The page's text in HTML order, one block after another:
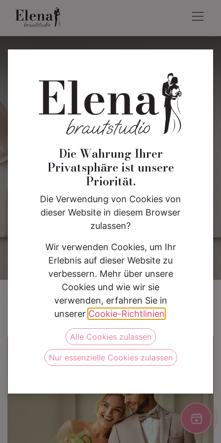
Gutscheine
Events & Gutscheine Gutscheine
Die Wahrung Ihrer
Privatsphäre ist unsere
Priorität.
Die Verwendung von Cookies von
dieser Website in diesem Browser
zulassen?
Wir verwenden Cookies, um Ihr
Erlebnis auf dieser Website zu
verbessern. Mehr über unsere
Cookies und wie wir sie
verwenden, erfahren Sie in
unserer Cookie-Richtlinien.
Alle Cookies zulassen
Nur essenzielle Cookies zulassen